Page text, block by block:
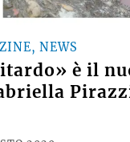
NEWS
è il